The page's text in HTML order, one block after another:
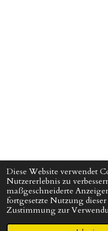
Diese Website verwendet
Nutzererlebnis zu
maßgeschneiderte
fortgesetzte Nutzung
Zustimmung zur
© 2024 HOLZ FÜR DIE
Mit Unterstützung vonWebador